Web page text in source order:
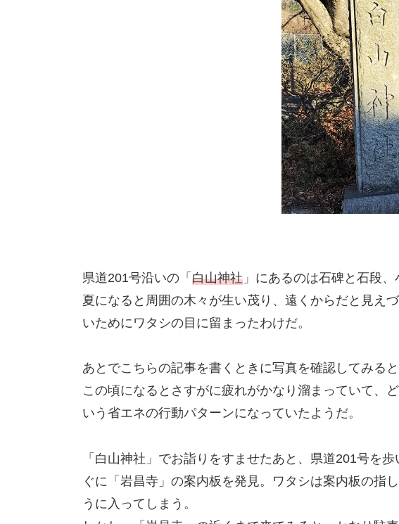
県道201号沿いの「 白山神社 」にあるのは石碑と石段、
夏になると周囲の木々が生い茂り、遠くからだと見え
いためにワタシの目に留まったわけだ。
あとでこちらの記事を書くときに写真を確認してみる
この頃になるとさすがに疲れがかなり溜まっていて、
いう省エネの行動パターンになっていたようだ。
「白山神社」でお詣りをすませたあと、県道201号を
ぐに「岩昌寺」の案内板を発見。ワタシは案内板の指
うに入ってしまう。